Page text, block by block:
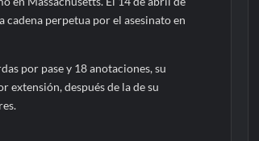
cadena perpetua por el asesinato en
por pase y 18 anotaciones, su
extensión, después de la de su